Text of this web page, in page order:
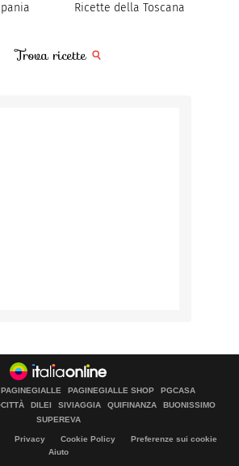
Ricette della Toscana
Trova ricette
PAGINEGIALLE PAGINEGIALLE SHOP
PGCASA
DILEI SIVIAGGIA QUIFINANZA
BUONISSIMO
SUPEREVA
Privacy Cookie Policy
Preferenze sui cookie
Aiuto